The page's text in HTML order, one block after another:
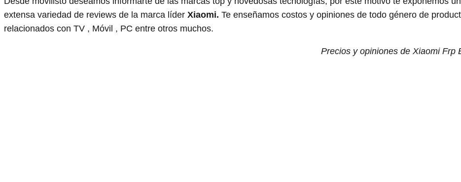
extensa variedad de reviews de la marca líder Xiaomi. Te enseñamos costos y opiniones de todo género de
relacionados con TV , Móvil , PC entre otros muchos.
Precios y opiniones de Xiaomi Frp